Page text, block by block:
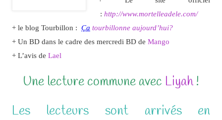
: http://www.mortelleadele.com/
+ le blog Tourbillon : Ça tourbillonne aujourd’hui?
+ Un BD dans le cadre des mercredi BD de Mango
+ L’avis de Lael
Une lecture commune avec Liyah!
Les lecteurs sont arrivés en